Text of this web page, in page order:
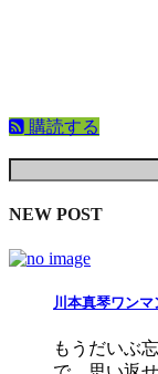
購読する
NEW POST
川本真琴ワン
もうだいぶ